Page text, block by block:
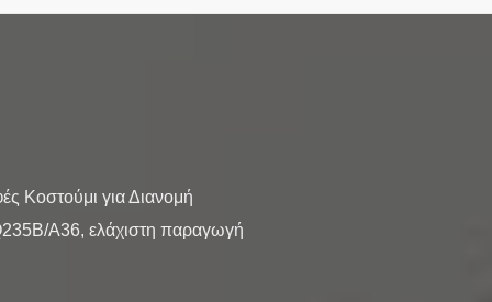
Κοστούμι για Διανομή
A36, ελάχιστη παραγωγή